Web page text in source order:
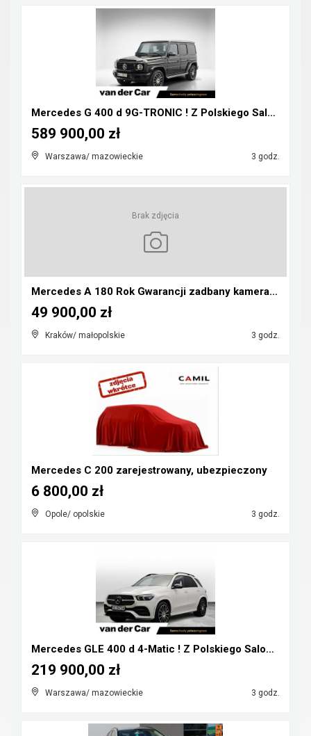
Mercedes G 400 d 9G-TRONIC ! Z Polskiego Salonu ! ...
Warszawa/ mazowieckie 3 godz.
589 900,00 zł
Brak zdjęcia
Mercedes A 180 Rok Gwarancji zadbany kamera pdc au...
Kraków/ małopolskie 3 godz.
49 900,00 zł
Mercedes C 200 zarejestrowany, ubezpieczony
Opole/ opolskie 3 godz.
6 800,00 zł
Mercedes GLE 400 d 4-Matic ! Z Polskiego Salonu ! ...
Warszawa/ mazowieckie 3 godz.
219 900,00 zł